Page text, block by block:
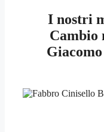
I nostri
Cambio